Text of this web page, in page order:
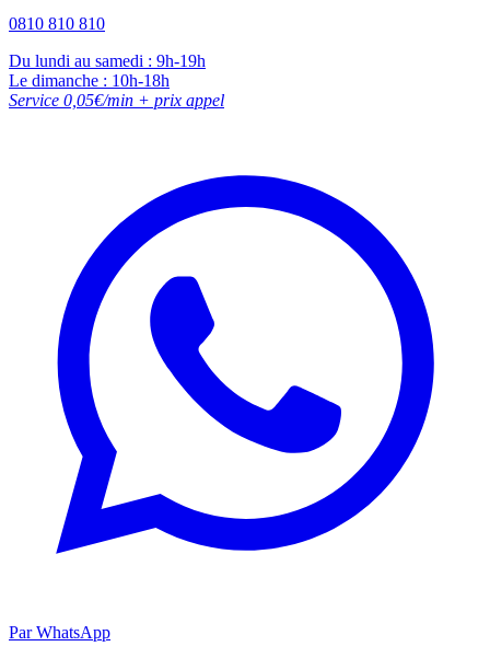
0810 810 810
Du lundi au samedi : 9h-19h
Le dimanche : 10h-18h
Service 0,05€/min + prix appel
Par WhatsApp